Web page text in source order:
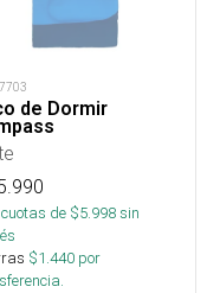
de Dormir
cuotas de $5.998sin
$1.440 por